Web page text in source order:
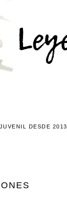
DESDE 2013